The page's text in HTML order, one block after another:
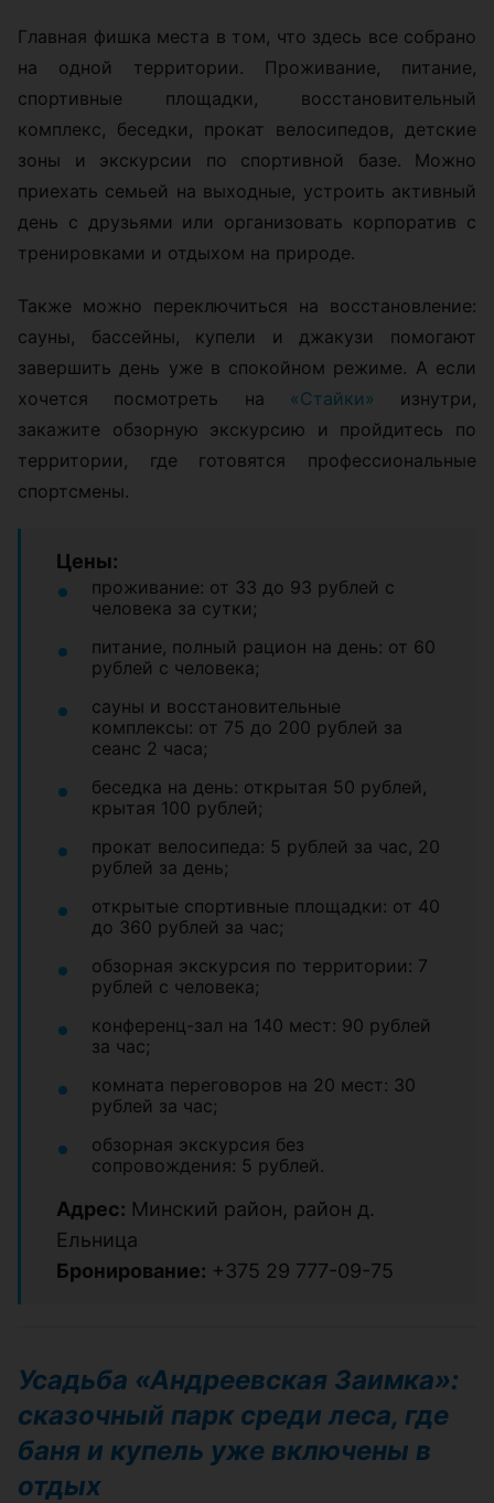
Главная фишка места в том, что здесь все собрано
на одной территории. Проживание, питание,
спортивные площадки, восстановительный
комплекс, беседки, прокат велосипедов, детские
зоны и экскурсии по спортивной базе. Можно
приехать семьей на выходные, устроить активный
день с друзьями или организовать корпоратив с
тренировками и отдыхом на природе.
Также можно переключиться на восстановление:
сауны, бассейны, купели и джакузи помогают
завершить день уже в спокойном режиме. А если
хочется посмотреть на «Стайки» изнутри,
закажите обзорную экскурсию и пройдитесь по
территории, где готовятся профессиональные
спортсмены.
Цены:
проживание: от 33 до 93 рублей с
человека за сутки;
питание, полный рацион на день: от 60
рублей с человека;
сауны и восстановительные
комплексы: от 75 до 200 рублей за
сеанс 2 часа;
беседка на день: открытая 50 рублей,
крытая 100 рублей;
прокат велосипеда: 5 рублей за час, 20
рублей за день;
открытые спортивные площадки: от 40
до 360 рублей за час;
обзорная экскурсия по территории: 7
рублей с человека;
конференц-зал на 140 мест: 90 рублей
за час;
комната переговоров на 20 мест: 30
рублей за час;
обзорная экскурсия без
сопровождения: 5 рублей.
Адрес: Минский район, район д.
Ельница
Бронирование: +375 29 777-09-75
Усадьба «Андреевская Заимка»:
сказочный парк среди леса, где
баня и купель уже включены в
отдых